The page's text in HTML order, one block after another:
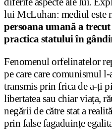
lui McLuhan: mediul este
persoana umană a
practica statului în
Fenomenul orfelinatelor
pe care care comunismul
transmis prin frica de a-ți
libertatea sau chiar viața,
negării de către stat a
prin false fagaduințe